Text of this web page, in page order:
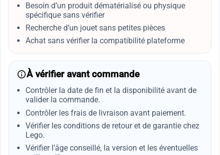
Besoin d’un produit dématérialisé ou physique
spécifique sans vérifier
Recherche d’un jouet sans petites pièces
Achat sans vérifier la compatibilité plateforme
À vérifier avant commande
Contrôler la date de fin et la disponibilité avant de
valider la commande.
Contrôler les frais de livraison avant paiement.
Vérifier les conditions de retour et de garantie chez
Lego.
Vérifier l’âge conseillé, la version et les éventuelles